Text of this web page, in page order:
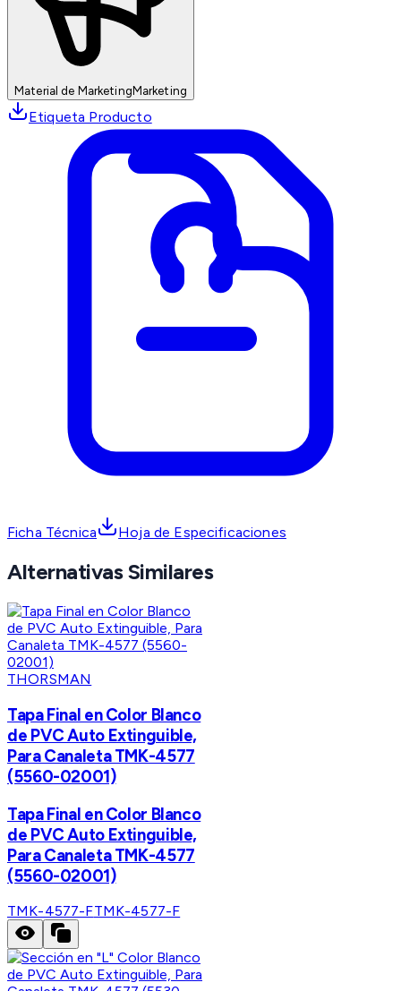
Material de MarketingMarketing
Etiqueta Producto
Ficha Técnica Hoja de Especificaciones
Alternativas Similares
THORSMAN
Tapa Final en Color Blanco
de PVC Auto Extinguible,
Para Canaleta TMK-4577
(5560-02001)
Tapa Final en Color Blanco
de PVC Auto Extinguible,
Para Canaleta TMK-4577
(5560-02001)
TMK-4577-FTMK-4577-F